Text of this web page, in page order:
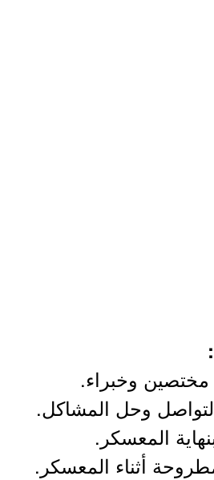
وخبراء.
وحل المشاكل.
المعسكر.
أثناء المعسكر.